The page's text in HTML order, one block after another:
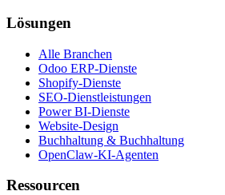
Lösungen
Alle Branchen
Odoo ERP-Dienste
Shopify-Dienste
SEO-Dienstleistungen
Power BI-Dienste
Website-Design
Buchhaltung & Buchhaltung
OpenClaw-KI-Agenten
Ressourcen